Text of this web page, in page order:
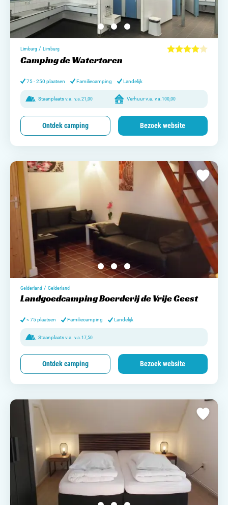
Limburg / Limburg
Camping de Watertoren
75 - 250 plaatsen Familiecamping Landelijk
Staanplaats v.a. v.a.21,00 Verhuur v.a. v.a.100,00
Ontdek camping Bezoek website
Gelderland / Gelderland
Landgoedcamping Boerderij de Vrije Geest
< 75 plaatsen Familiecamping Landelijk
Staanplaats v.a. v.a. 17,50
Ontdek camping Bezoek website